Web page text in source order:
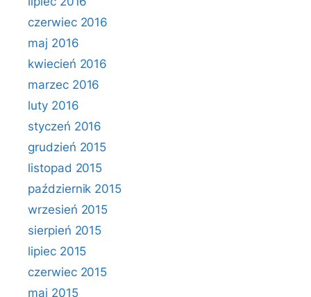
czerwiec 2016
maj 2016
kwiecień 2016
marzec 2016
luty 2016
styczeń 2016
grudzień 2015
listopad 2015
październik 2015
wrzesień 2015
sierpień 2015
lipiec 2015
czerwiec 2015
maj 2015